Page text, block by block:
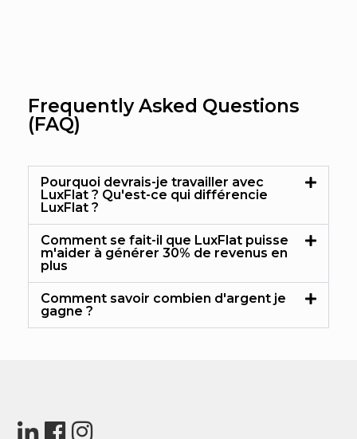
Frequently Asked Questions
(FAQ)
Pourquoi devrais-je travailler avec
LuxFlat ? Qu'est-ce qui différencie
LuxFlat ?
Comment se fait-il que LuxFlat puisse
m'aider à générer 30% de revenus en
plus
Comment savoir combien d'argent je
gagne ?